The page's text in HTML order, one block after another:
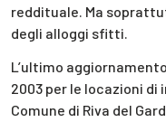
reddituale. Ma
degli alloggi sfitti.
L’ultimo
2003 per le locazioni
Comune di Riva del